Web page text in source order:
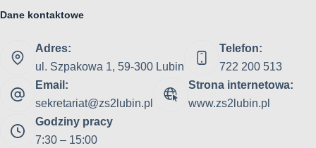
Dane kontaktowe
Adres:
ul. Szpakowa 1, 59-300 Lubin
Telefon:
722 200 513
Email:
sekretariat@zs2lubin.pl
Strona internetowa:
www.zs2lubin.pl
Godziny pracy
7:30 – 15:00